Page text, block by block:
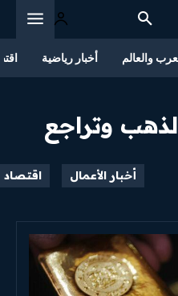
والعالم أخبار رياضية
وتراجع
أخبار الأعمال اقتصاد